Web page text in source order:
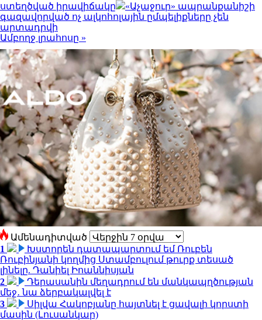
ստեղծված իրավիճակը
«Աչաջուր» ապրանքանիշի
գազավորված ոչ ալկոհոլային ըմպելիքները չեն
արտադրվի
Ամբողջ լրահոսը »
Ամենադիտված
1
Խստորեն դատապարտում եմ Ռուբեն
Ռուբինյանի կողմից Ստամբուլում թուրք տեսած
լինելը. Դանիել Իոաննիսյան
2
Դերասանին մեղադրում են մանկապղծության
մեջ․ նա ձերբակալվել է
3
Սիլվա Հակոբյանը հայտնել է ցավալի կորստի
մասին (Լուսանկար)